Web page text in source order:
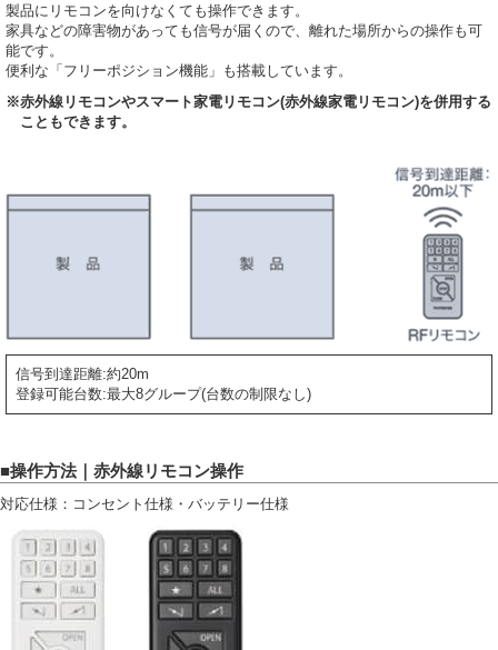
製品にリモコンを向けなくても操作できます。
家具などの障害物があっても信号が届くので、離れた場所からの操作も可
能です。
便利な「フリーポジション機能」も搭載しています。
※赤外線リモコンやスマート家電リモコン(赤外線家電リモコン)を併用する
こともできます。
信号到達距離:約20m
登録可能台数:最大8グループ(台数の制限なし)
■操作方法｜赤外線リモコン操作
対応仕様：コンセント仕様・バッテリー仕様